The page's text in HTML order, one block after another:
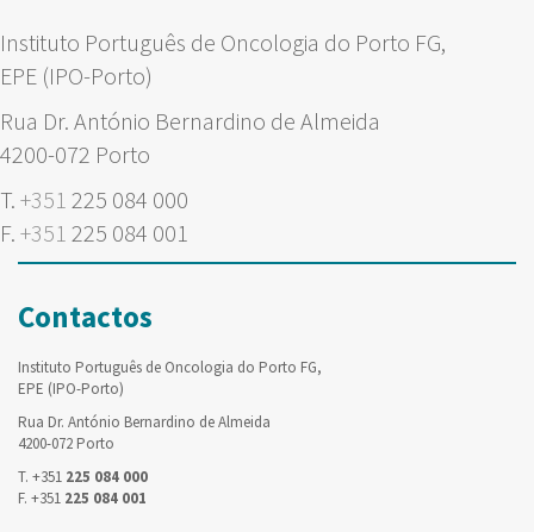
Instituto Português de Oncologia do Porto FG,
EPE (IPO-Porto)
Rua Dr. António Bernardino de Almeida
4200-072 Porto
T. +351 225 084 000
F. +351 225 084 001
Contactos
Instituto Português de Oncologia do Porto FG,
EPE (IPO-Porto)
Rua Dr. António Bernardino de Almeida
4200-072 Porto
T. +351 225 084 000
F. +351 225 084 001